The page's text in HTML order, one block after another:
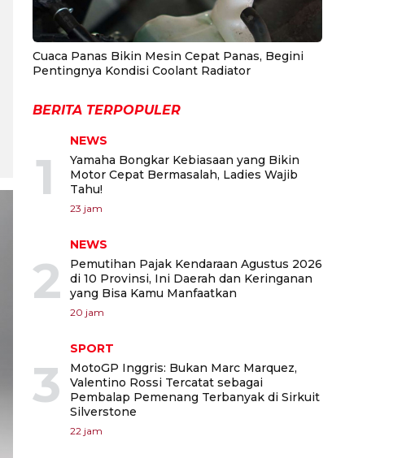
Cuaca Panas Bikin Mesin Cepat Panas, Begini
Pentingnya Kondisi Coolant Radiator
BERITA TERPOPULER
1
NEWS
Yamaha Bongkar Kebiasaan yang Bikin
Motor Cepat Bermasalah, Ladies Wajib
Tahu!
23 jam
2
NEWS
Pemutihan Pajak Kendaraan Agustus 2026
di 10 Provinsi, Ini Daerah dan Keringanan
yang Bisa Kamu Manfaatkan
20 jam
3
SPORT
MotoGP Inggris: Bukan Marc Marquez,
Valentino Rossi Tercatat sebagai
Pembalap Pemenang Terbanyak di Sirkuit
Silverstone
22 jam